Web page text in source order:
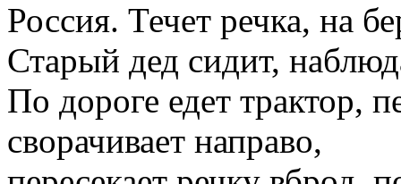
Россия. Течет речка, на
Старый дед сидит,
По дороге едет трактор,
сворачивает направо,